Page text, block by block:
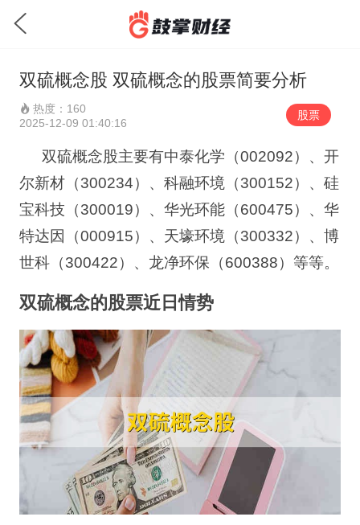
双硫概念股 双硫概念的股票简要分析
热度：160
2025-12-09 01:40:16
股票
双硫概念股主要有中泰化学（002092）、开
尔新材（300234）、科融环境（300152）、硅
宝科技（300019）、华光环能（600475）、华
特达因（000915）、天壕环境（300332）、博
世科（300422）、龙净环保（600388）等等。
双硫概念的股票近日情势